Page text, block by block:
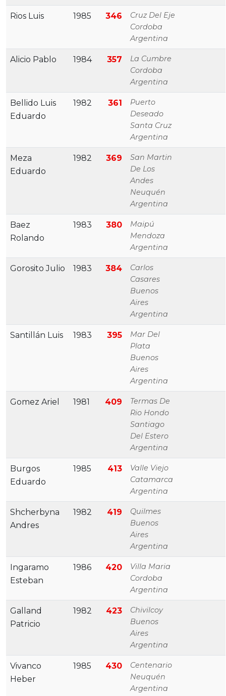
Rios Luis 1985 346
Cruz Del Eje
Cordoba
Argentina
Alicio Pablo 1984 357
La Cumbre
Cordoba
Argentina
Bellido Luis
Eduardo
1982 361
Puerto
Deseado
Santa Cruz
Argentina
Meza
Eduardo
1982 369
San Martin
De Los
Andes
Neuquén
Argentina
Baez
Rolando
1983 380
Maipú
Mendoza
Argentina
Gorosito Julio 1983 384
Carlos
Casares
Buenos
Aires
Argentina
Santillán Luis 1983 395
Mar Del
Plata
Buenos
Aires
Argentina
Gomez Ariel 1981 409
Termas De
Rio Hondo
Santiago
Del Estero
Argentina
Burgos
Eduardo
1985 413
Valle Viejo
Catamarca
Argentina
Shcherbyna
Andres
1982 419
Quilmes
Buenos
Aires
Argentina
Ingaramo
Esteban
1986 420
Villa Maria
Cordoba
Argentina
Galland
Patricio
1982 423
Chivilcoy
Buenos
Aires
Argentina
Vivanco
Heber
1985 430
Centenario
Neuquén
Argentina